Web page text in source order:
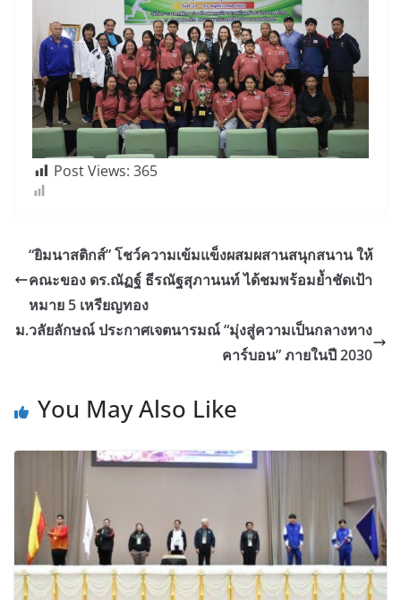
Post Views: 365
“ยิมนาสติกส์” โชว์ความเข้มแข็งผสมผสานสนุกสนาน ให้
คณะของ ดร.ณัฏฐ์ ธีรณัฐสุภานนท์ ได้ชมพร้อมย้ำชัดเป้า
หมาย 5 เหรียญทอง
ม.วลัยลักษณ์ ประกาศเจตนารมณ์ “มุ่งสู่ความเป็นกลางทาง
คาร์บอน” ภายในปี 2030
You May Also Like